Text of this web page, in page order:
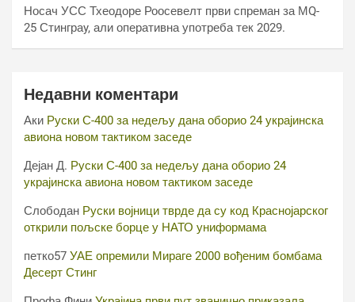
Носач УСС Тхеодоре Роосевелт први спреман за МQ-
25 Стинграy, али оперативна употреба тек 2029.
Недавни коментари
Аки Руски С-400 за недељу дана оборио 24 украјинска
авиона новом тактиком заседе
Дејан Д. Руски С-400 за недељу дана оборио 24
украјинска авиона новом тактиком заседе
Слободан Руски војници тврде да су код Краснојарског
открили пољске борце у НАТО униформама
петко57 УАЕ опремили Мираге 2000 вођеним бомбама
Десерт Стинг